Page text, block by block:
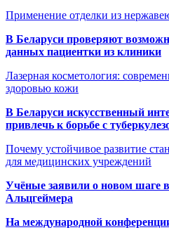
Применение отделки из
В Беларуси проверяют
данных пациентки из клиники
Лазерная косметология:
здоровью кожи
В Беларуси искусственный
привлечь к борьбе с
Почему устойчивое развитие
для медицинских учреждений
Учёные заявили о новом шаге в
Альцгеймера
На международной